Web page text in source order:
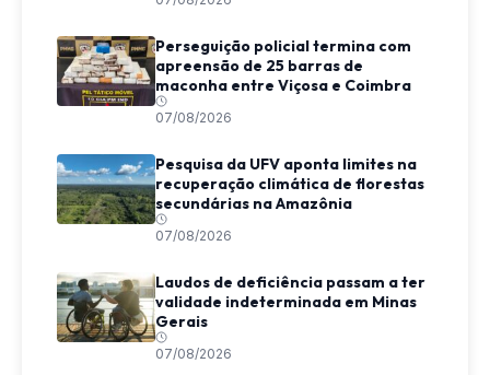
Perseguição policial termina com
apreensão de 25 barras de
maconha entre Viçosa e Coimbra
07/08/2026
Pesquisa da UFV aponta limites na
recuperação climática de florestas
secundárias na Amazônia
07/08/2026
Laudos de deficiência passam a ter
validade indeterminada em Minas
Gerais
07/08/2026